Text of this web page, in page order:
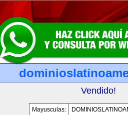
Vendido!
Mayusculas: